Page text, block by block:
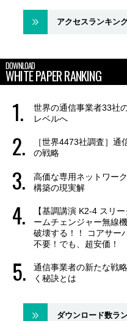
アクセスランキン
DOWNLOAD
WHITE PAPER RANKING
世界の通信事業者33社
レベルへ
［世界4473社調査］
の戦略
高価な専用ネットワー
構築の現実解
【基調講演 K2-4 スリ
ームチェンジャー無線
破壊する！！ コアサー
不要！でも、超安価！
通信事業者の新たな戦
く秘訣とは
ダウンロード数ラ